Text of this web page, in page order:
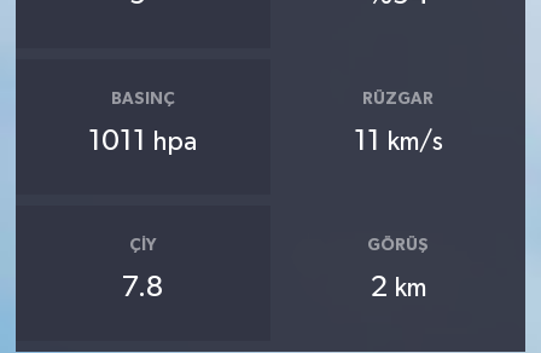
BASINÇ
1011 hpa
RÜZGAR
11 km/s
ÇIY
7.8
GÖRÜŞ
2 km